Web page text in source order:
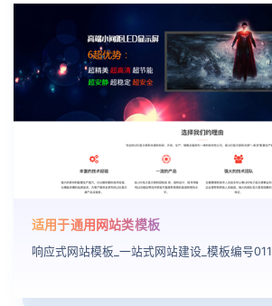
适用于通用网站类模板
响应式网站模板_一站式网站建设_模板编号011